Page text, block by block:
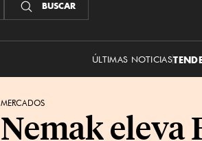
BUSCAR
ÚLTIMAS NOTICIAS
MERCADOS
Nemak eleva